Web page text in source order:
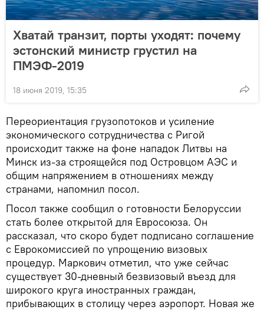
Хватай транзит, порты уходят: почему
эстонский министр грустил на
ПМЭФ-2019
18 июня 2019, 15:35
Переориентация грузопотоков и усиление
экономического сотрудничества с Ригой
происходит также на фоне нападок Литвы на
Минск из-за строящейся под Островцом АЭС и
общим напряжением в отношениях между
странами, напомнил посол.
Посол также сообщил о готовности Белоруссии
стать более открытой для Евросоюза. Он
рассказал, что скоро будет подписано соглашение
с Еврокомиссией по упрощению визовых
процедур. Маркович отметил, что уже сейчас
существует 30-дневный безвизовый въезд для
широкого круга иностранных граждан,
прибывающих в столицу через аэропорт. Новая же